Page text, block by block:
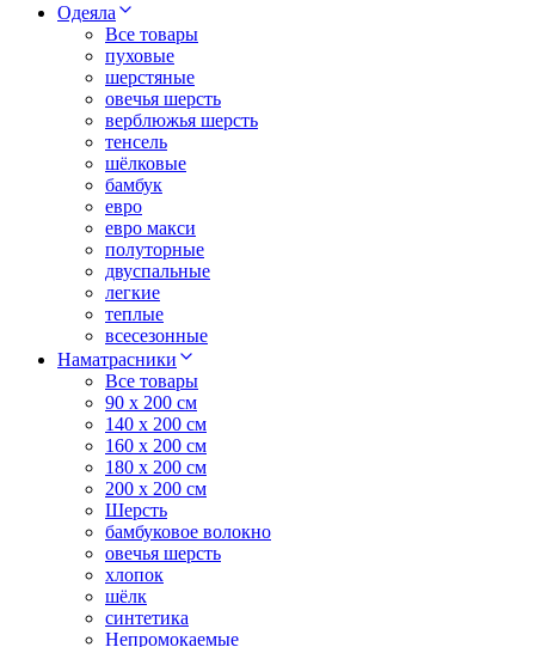
Одеяла
Все товары
пуховые
шерстяные
овечья шерсть
верблюжья шерсть
тенсель
шёлковые
бамбук
евро
евро макси
полуторные
двуспальные
легкие
теплые
всесезонные
Наматрасники
Все товары
90 x 200 см
140 x 200 см
160 x 200 см
180 x 200 см
200 x 200 см
Шерсть
бамбуковое волокно
овечья шерсть
хлопок
шёлк
синтетика
Непромокаемые